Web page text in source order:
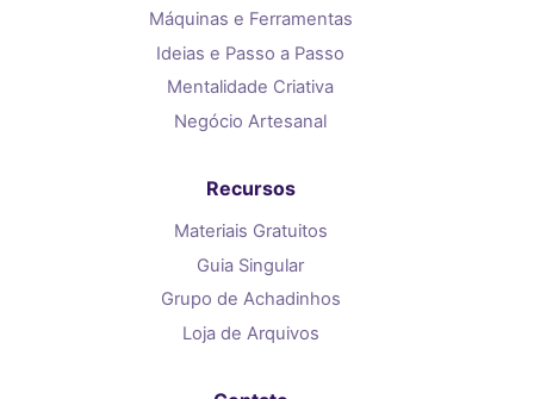
Máquinas e Ferramentas
Ideias e Passo a Passo
Mentalidade Criativa
Negócio Artesanal
Recursos
Materiais Gratuitos
Guia Singular
Grupo de Achadinhos
Loja de Arquivos